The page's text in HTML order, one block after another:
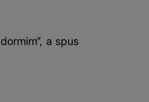
a spus